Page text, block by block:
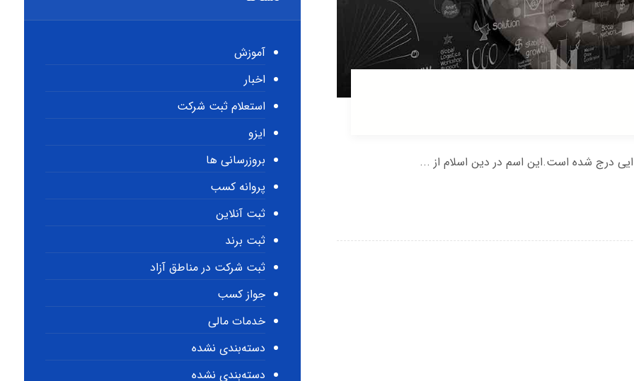
درج شده است.این اسم در دین اسلام از ...
آموزش
اخبار
استعلام ثبت شرکت
ایزو
بروزرسانی ها
پروانه کسب
ثبت آنلاین
ثبت برند
ثبت شرکت در مناطق آزاد
جواز کسب
خدمات مالی
دسته‌بندی نشده
دسته‌بندی نشده